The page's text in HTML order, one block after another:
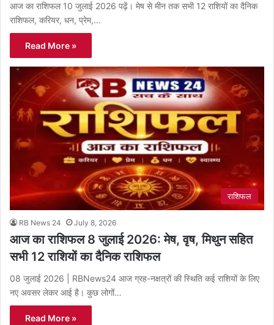
आज का राशिफल 10 जुलाई 2026 पढ़ें। मेष से मीन तक सभी 12 राशियों का दैनिक
राशिफल, करियर, धन, प्रेम,…
Read More »
राशिफल
RB News 24 July 8, 2026
आज का राशिफल 8 जुलाई 2026: मेष, वृष, मिथुन सहित
सभी 12 राशियों का दैनिक राशिफल
08 जुलाई 2026 | RBNews24 आज ग्रह-नक्षत्रों की स्थिति कई राशियों के लिए
नए अवसर लेकर आई है। कुछ लोगों…
Read More »